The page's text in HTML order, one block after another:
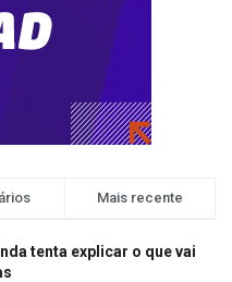
Mais recente
tenta explicar o que vai